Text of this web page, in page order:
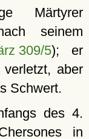
Märtyrer
seinem
309/5); er
aber
Schwert.
des 4.
in